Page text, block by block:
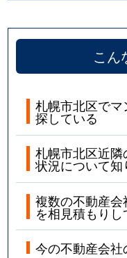
こん
札幌市北区で
探している
札幌市北区近
状況について知
複数の不動産
を相見積もり
今の不動産会